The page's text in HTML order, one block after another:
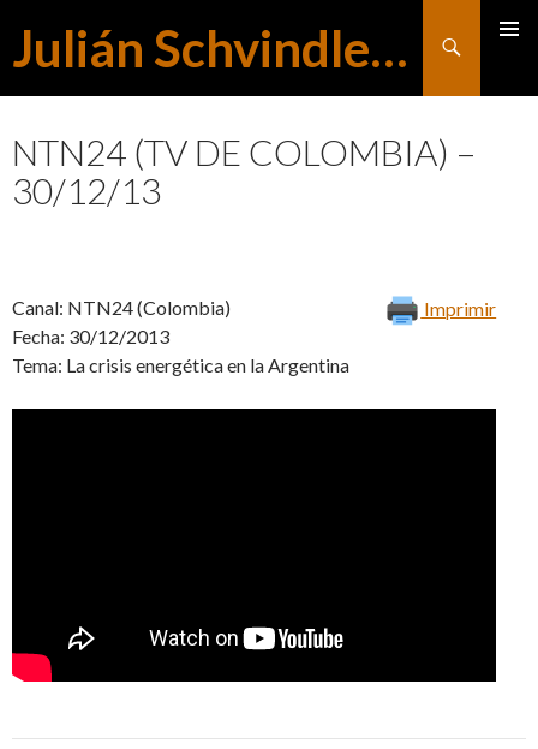
Julián Schvindlerman
Buscar
AL
NTN24 (TV DE COLOMBIA) –
30/12/13
Imprimir
Canal: NTN24 (Colombia)
Fecha: 30/12/2013
Tema: La crisis energética en la Argentina